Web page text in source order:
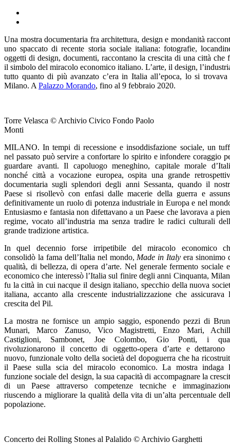
Una mostra documentaria fra architettura, design e mondanità
uno spaccato di recente storia sociale italiana: fotografie,
oggetti di design, documenti, raccontano la crescita di una città che
il simbolo del miracolo economico italiano. L’arte, il design,
tutto quanto di più avanzato c’era in Italia all’epoca, lo si trovava
Milano. A Palazzo Morando, fino al 9 febbraio 2020.
Torre Velasca © Archivio Civico Fondo Paolo
Monti
MILANO. In tempi di recessione e insoddisfazione sociale, un
nel passato può servire a confortare lo spirito e infondere coraggio
guardare avanti. Il capoluogo meneghino, capitale morale
nonché città a vocazione europea, ospita una grande
documentaria sugli splendori degli anni Sessanta, quando il
Paese si risollevò con enfasi dalle macerie della guerra e
definitivamente un ruolo di potenza industriale in Europa e nel
Entusiasmo e fantasia non difettavano a un Paese che lavorava a
regime, vocato all’industria ma senza tradire le radici culturali
grande tradizione artistica.
In quel decennio forse irripetibile del miracolo economico
consolidò la fama dell’Italia nel mondo, Made in Italy era sinonimo
qualità, di bellezza, di opera d’arte. Nel generale fermento sociale
economico che interessò l’Italia sul finire degli anni Cinquanta,
fu la città in cui nacque il design italiano, specchio della nuova
italiana, accanto alla crescente industrializzazione che assicurava
crescita del Pil.
La mostra ne fornisce un ampio saggio, esponendo pezzi di
Munari, Marco Zanuso, Vico Magistretti, Enzo Mari,
Castiglioni, Sambonet, Joe Colombo, Gio Ponti, i
rivoluzionarono il concetto di oggetto-opera d’arte e dettarono
nuovo, funzionale volto della società del dopoguerra che ha
il Paese sulla scia del miracolo economico. La mostra indaga
funzione sociale del design, la sua capacità di accompagnare la
di un Paese attraverso competenze tecniche e
riuscendo a migliorare la qualità della vita di un’alta percentuale
popolazione.
Concerto dei Rolling Stones al Palalido © Archivio Garghetti